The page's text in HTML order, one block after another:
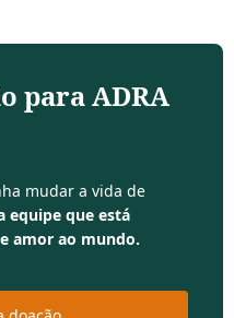
para ADRA
mudar a vida de
equipe que está
amor ao mundo.